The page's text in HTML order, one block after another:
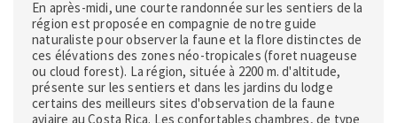
En après-midi, une courte randonnée sur les sentiers de la
région est proposée en compagnie de notre guide
naturaliste pour observer la faune et la flore distinctes de
ces élévations des zones néo-tropicales (foret nuageuse
ou cloud forest). La région, située à 2200 m. d'altitude,
présente sur les sentiers et dans les jardins du lodge
certains des meilleurs sites d'observation de la faune
aviaire au Costa Rica. Les confortables chambres, de type